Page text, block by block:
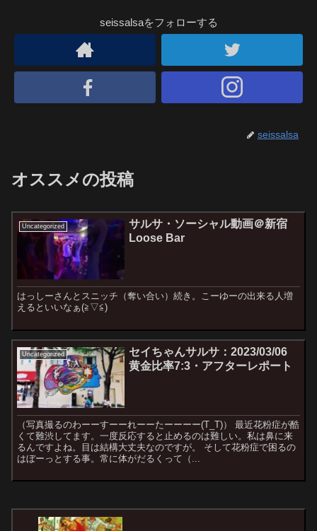
seissalsaをフォローする
seissalsa
オススメの投稿
Uncategorized
サルサ・ソーシャル動画＠新宿
Loose Bar
はっしーさんとスニッチ（奪い合い）続き。こーゆーの出来る人増
えるといいなぁ(≧▽≦)
Uncategorized
セイちゃんサルサ：2023/03/06
黄金比率7:3・アフターレポート
（写真撮るのわーーすーーれーーたーーーー(T_T)） 最近花粉症が酷
くて難渋してます。一度反応すると止めるのは難しい。私は鼻に来
るんですよね。目は結構大丈夫なのですが。 そして花粉症で困るの
はぼーっとする事。常に体がだるくって（...